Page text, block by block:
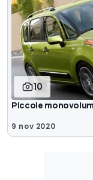
10
Piccole
9 nov 2020